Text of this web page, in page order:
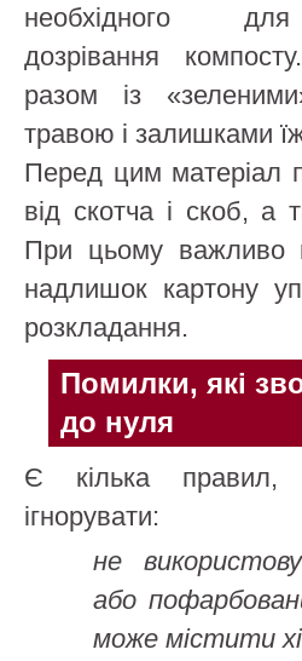
необхідного
дозрівання
разом із
травою і залишками
Перед цим матеріал
від скотча і скоб, а
При цьому важливо
надлишок картону
розкладання.
Помилки, які
до нуля
Є кілька
ігнорувати:
не
або
може містити